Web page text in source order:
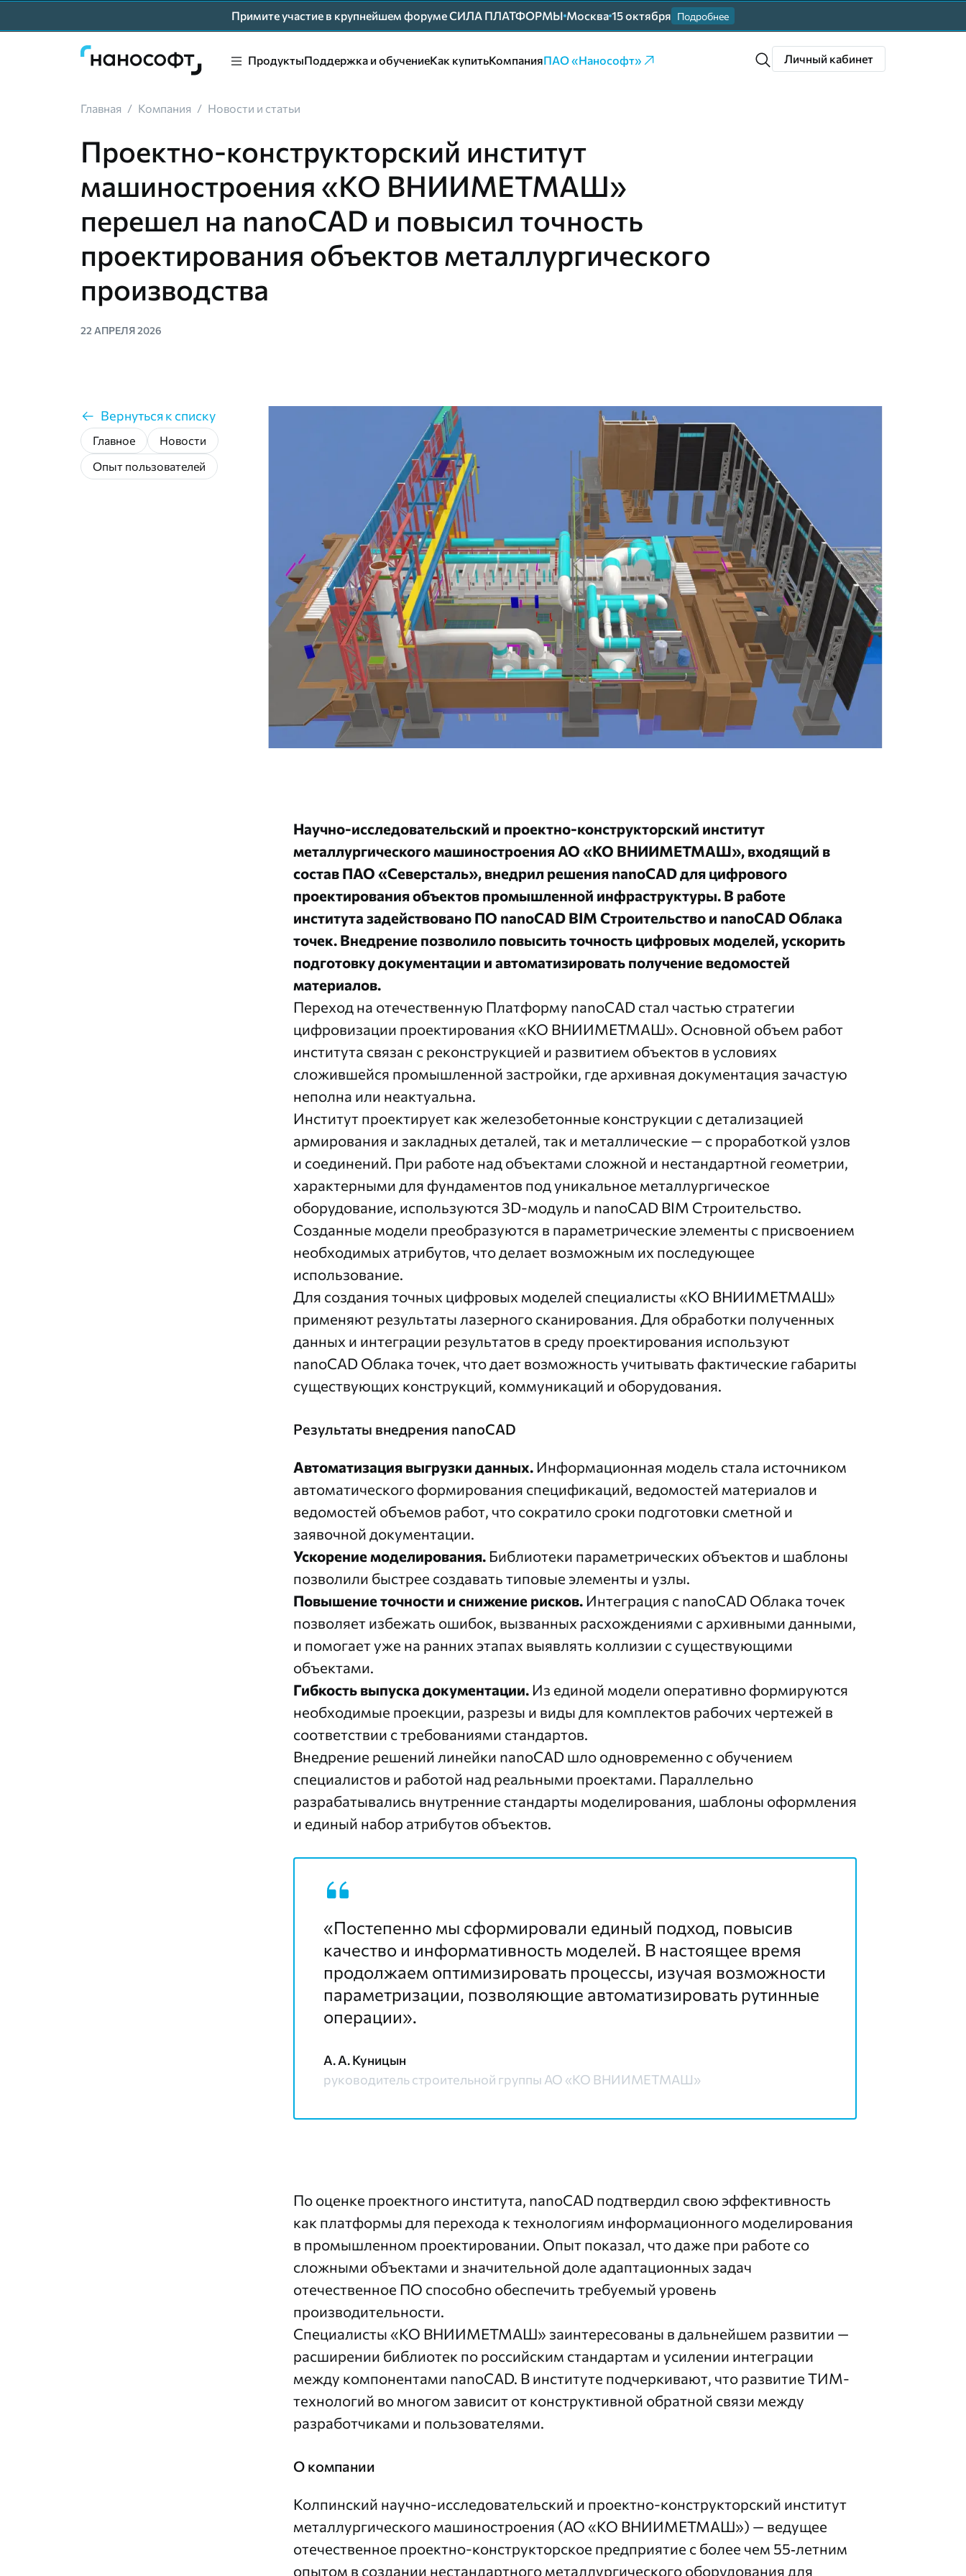
Примите участие в крупнейшем форуме СИЛА ПЛАТФОРМЫ Москва 15 октября Подробнее
ПродуктыПоддержка и обучениеКак купитьКомпанияПАО «Нанософт» Личный кабинет
Главная / Компания / Новости и статьи
Проектно-конструкторский институт
машиностроения «KO ВНИИМЕТМАШ»
перешел на nanoCAD и повысил точность
проектирования объектов металлургического
производства
22 АПРЕЛЯ 2026
Вернуться к списку
Главное
Новости
Опыт пользователей
Научно-исследовательский и проектно-конструкторский институт
металлургического машиностроения АО «KO ВНИИМЕТМАШ», входящий в
состав ПАО «Северсталь», внедрил решения nanoCAD для цифрового
проектирования объектов промышленной инфраструктуры. В работе
института задействовано ПО nanoCAD BIM Строительство и nanoCAD Облака
точек. Внедрение позволило повысить точность цифровых моделей, ускорить
подготовку документации и автоматизировать получение ведомостей
материалов.
Переход на отечественную Платформу nanoCAD стал частью стратегии
цифровизации проектирования «КО ВНИИМЕТМАШ». Основной объем работ
института связан с реконструкцией и развитием объектов в условиях
сложившейся промышленной застройки, где архивная документация зачастую
неполна или неактуальна.
Институт проектирует как железобетонные конструкции с детализацией
армирования и закладных деталей, так и металлические — с проработкой узлов
и соединений. При работе над объектами сложной и нестандартной геометрии,
характерными для фундаментов под уникальное металлургическое
оборудование, используются 3D-модуль и nanoCAD BIM Строительство.
Созданные модели преобразуются в параметрические элементы с присвоением
необходимых атрибутов, что делает возможным их последующее
использование.
Для создания точных цифровых моделей специалисты «КО ВНИИМЕТМАШ»
применяют результаты лазерного сканирования. Для обработки полученных
данных и интеграции результатов в среду проектирования используют
nanoCAD Облака точек, что дает возможность учитывать фактические габариты
существующих конструкций, коммуникаций и оборудования.
Результаты внедрения nanoCAD
Автоматизация выгрузки данных. Информационная модель стала источником
автоматического формирования спецификаций, ведомостей материалов и
ведомостей объемов работ, что сократило сроки подготовки сметной и
заявочной документации.
Ускорение моделирования. Библиотеки параметрических объектов и шаблоны
позволили быстрее создавать типовые элементы и узлы.
Повышение точности и снижение рисков. Интеграция с nanoCAD Облака точек
позволяет избежать ошибок, вызванных расхождениями с архивными данными,
и помогает уже на ранних этапах выявлять коллизии с существующими
объектами.
Гибкость выпуска документации. Из единой модели оперативно формируются
необходимые проекции, разрезы и виды для комплектов рабочих чертежей в
соответствии с требованиями стандартов.
Внедрение решений линейки nanoCAD шло одновременно с обучением
специалистов и работой над реальными проектами. Параллельно
разрабатывались внутренние стандарты моделирования, шаблоны оформления
и единый набор атрибутов объектов.
«Постепенно мы сформировали единый подход, повысив
качество и информативность моделей. В настоящее время
продолжаем оптимизировать процессы, изучая возможности
параметризации, позволяющие автоматизировать рутинные
операции».
А. А. Куницын
руководитель строительной группы АО «KO ВНИИМЕТМАШ»
По оценке проектного института, nanoCAD подтвердил свою эффективность
как платформы для перехода к технологиям информационного моделирования
в промышленном проектировании. Опыт показал, что даже при работе со
сложными объектами и значительной доле адаптационных задач
отечественное ПО способно обеспечить требуемый уровень
производительности.
Специалисты «КО ВНИИМЕТМАШ» заинтересованы в дальнейшем развитии —
расширении библиотек по российским стандартам и усилении интеграции
между компонентами nanoCAD. В институте подчеркивают, что развитие ТИМ-
технологий во многом зависит от конструктивной обратной связи между
разработчиками и пользователями.
О компании
Колпинский научно-исследовательский и проектно-конструкторский институт
металлургического машиностроения (АО «КО ВНИИМЕТМАШ») — ведущее
отечественное проектно-конструкторское предприятие с более чем 55‑летним
опытом в создании нестандартного металлургического оборудования для